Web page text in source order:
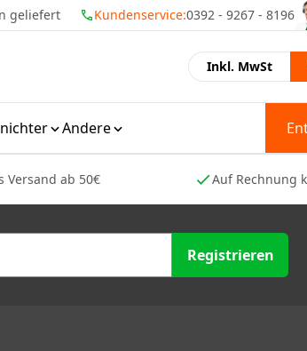
geliefert Kundenservice:0392 - 9267 - 8196
Inkl. MwSt
Andere
Versand ab 50€ Auf Rechnung
Registrieren